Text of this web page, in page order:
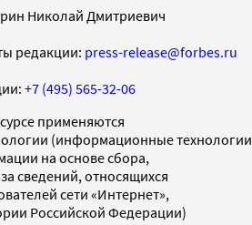
Николай Дмитриевич
редакции: press-release@forbes.ru
+7 (495) 565-32-06
применяются
(информационные технологии
на основе сбора,
сведений, относящихся
сети «Интернет»,
Российской Федерации)